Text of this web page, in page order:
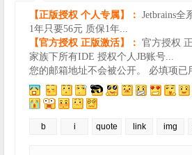
【正版授权 个人专属】： Jetbrains全
1年只要56元 质保1年...
【官方授权 正版激活】： 官方授权
家族下所有IDE 授权个人JB账号...
您的邮箱地址不会被公开。
必填项已